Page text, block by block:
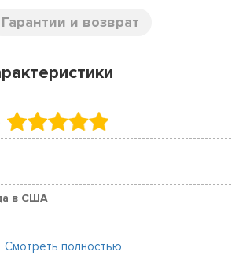
Гарантии и возврат
в США
Смотреть полностью